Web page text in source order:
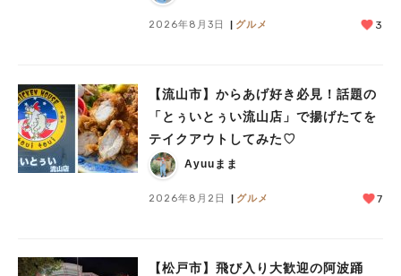
2026年8月3日 グルメ 3
【流山市】からあげ好き必見！話題の
「とぅいとぅい流山店」で揚げたてを
テイクアウトしてみた♡
Ayuuまま
2026年8月2日 グルメ 7
【松戸市】飛び入り大歓迎の阿波踊